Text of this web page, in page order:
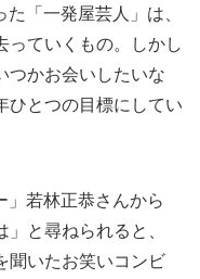
「一発屋芸人」は、
っていくもの。しかし
つかお会いしたいな
ひとつの目標にしてい
若林正恭さんから
と尋ねられると、
聞いたお笑いコンビ